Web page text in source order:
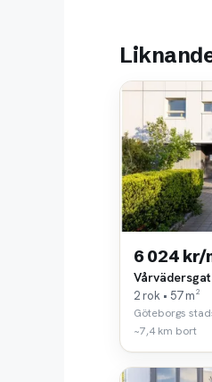
6 024 kr/
2 rok • 57 m²
Göteborgs
~7,4 km bort